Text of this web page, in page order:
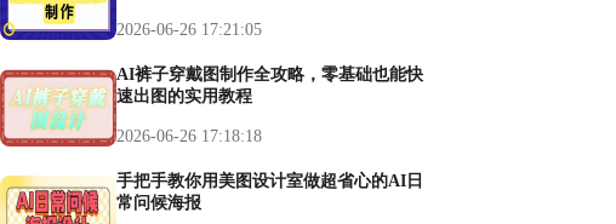
2026-06-26 17:21:05
AI裤子穿戴图制作全攻略，零基础也能快
速出图的实用教程
2026-06-26 17:18:18
手把手教你用美图设计室做超省心的AI日
常问候海报